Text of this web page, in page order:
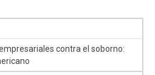
contra el soborno: